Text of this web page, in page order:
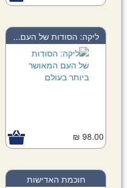
ליקה: הסודות של העם...
98.00 ₪
חוכמת האדישות